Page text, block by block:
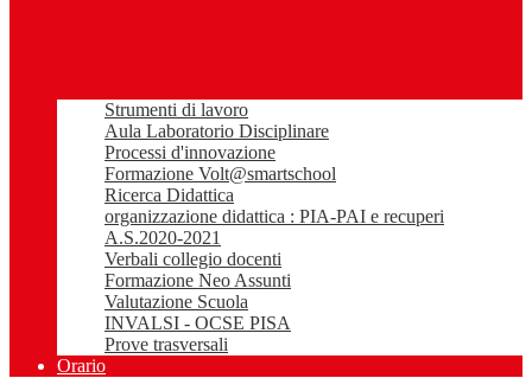
Strumenti di lavoro
Aula Laboratorio Disciplinare
Processi d'innovazione
Formazione Volt@smartschool
Ricerca Didattica
organizzazione didattica : PIA-PAI e recuperi
A.S.2020-2021
Verbali collegio docenti
Formazione Neo Assunti
Valutazione Scuola
INVALSI - OCSE PISA
Prove trasversali
Orario